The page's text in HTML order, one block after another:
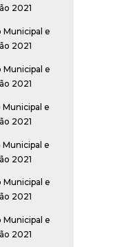
2021
Municipal e
2021
Municipal e
2021
e
2021
e
2021
Municipal e
2021
Municipal e
2021